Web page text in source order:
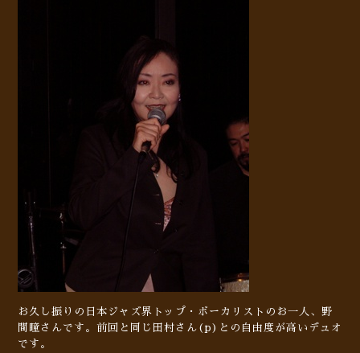
お久し振りの日本ジャズ界トップ・ボーカリストのお一人、野
間瞳さんです。前回と同じ田村さん(p)との自由度が高いデュオ
です。